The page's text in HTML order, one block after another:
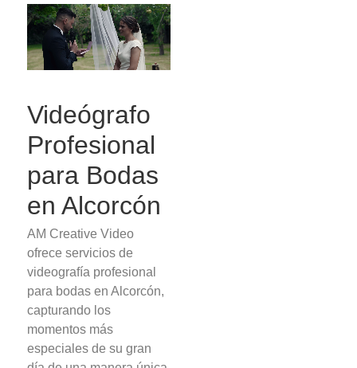
Videógrafo
Profesional
para Bodas
en Alcorcón
AM Creative Video
ofrece servicios de
videografía profesional
para bodas en Alcorcón,
capturando los
momentos más
especiales de su gran